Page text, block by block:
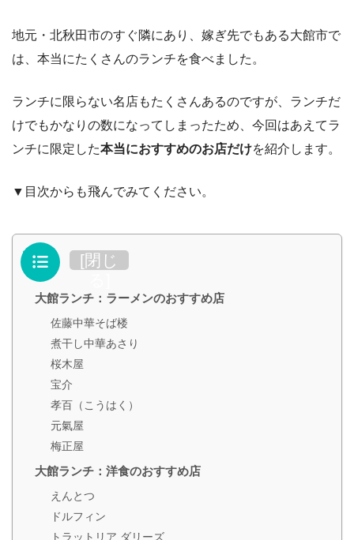
地元・北秋田市のすぐ隣にあり、嫁ぎ先でもある大館市で
は、本当にたくさんのランチを食べました。
ランチに限らない名店もたくさんあるのですが、ランチだ
けでもかなりの数になってしまったため、今回はあえてラ
ンチに限定した本当におすすめのお店だけを紹介します。
▼目次からも飛んでみてください。
目次 [閉じ
大館ランチ：ラーメンのおすすめ店
佐藤中華そば楼
煮干し中華あさり
桜木屋
宝介
孝百（こうはく）
元氣屋
梅正屋
大館ランチ：洋食のおすすめ店
えんとつ
ドルフィン
トラットリア ダリーズ